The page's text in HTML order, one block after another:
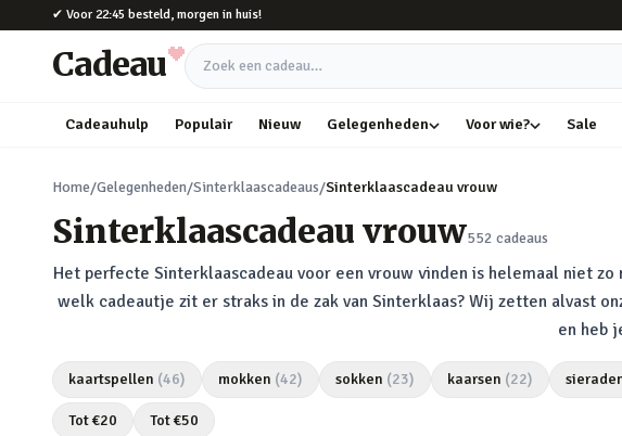
Naar hoofdinhoud
✔ Voor 22:45 besteld, morgen in huis!
Cadeau Zoek een cadeau
Cadeauhulp Populair Nieuw Gelegenheden Voor wie? Sale
Home/Gelegenheden/Sinterklaascadeaus/Sinterklaascadeau vrouw
Sinterklaascadeau vrouw552 cadeaus
Het perfecte Sinterklaascadeau voor een vrouw vinden is helemaal niet
welk cadeautje zit er straks in de zak van Sinterklaas? Wij zetten alvast
en heb
kaartspellen (46) mokken (42) sokken (23) kaarsen (22)
Tot €20 Tot €50